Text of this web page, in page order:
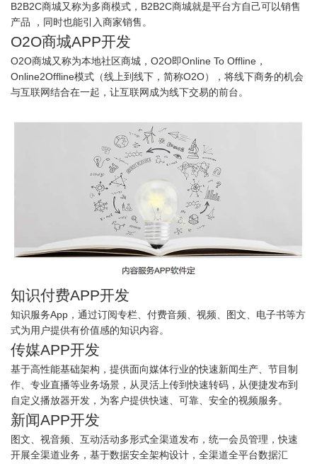
B2B2C商城又称为多商模式，B2B2C商城就是平台方自己可以销售
产品 ，同时也能引入商家销售。
O2O商城APP开发
O2O商城又称为本地社区商城，O2O即Online To Offline，
Online2Offline模式（线上到线下，简称O2O），将线下商务的机会
与互联网结合在一起，让互联网成为线下交易的前台。
知识付费APP开发
知识服务App，通过订阅专栏、付费音频、视频、图文、电子书等方
式为用户提供有价值感的知识内容。
传媒APP开发
基于高性能基础架构，提供面向媒体行业的快速新闻生产、节目制
作、专业直播等业务场景，从灵活上传到快速转码，从便捷发布到
自定义播放器开发，为客户提供快速、可靠、安全的视频服务。
新闻APP开发
图文、视音频、互动活动多形式全渠道发布，统一会员管理，快速
开展全渠道业务，基于数据安全架构设计，全渠道全平台数据汇